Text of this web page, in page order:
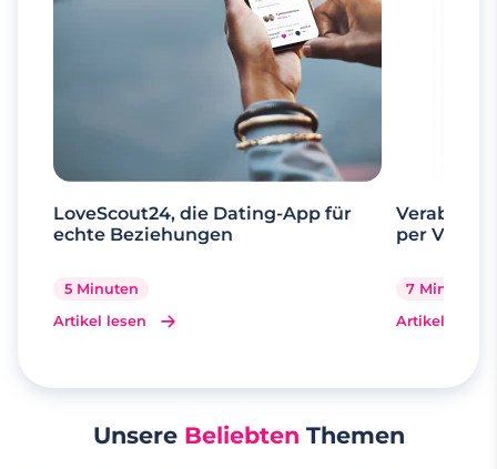
LoveScout24, die Dating-App für
echte Beziehungen
5 Minuten
Artikel lesen
per
7 Minuten
Artikel lesen
Unsere Beliebten Themen